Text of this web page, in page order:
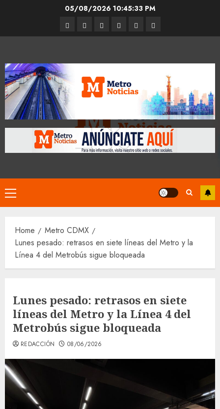
05/08/2026 10:45:34 PM
Entrevistas
Espectáculos
Movilidad
Metro
CDMX
CulturaOpinión
Primary
Menu
Home
Metro CDMX
Lunes pesado: retrasos en siete líneas del Metro y la
Línea 4 del Metrobús sigue bloqueada
Lunes pesado: retrasos en siete
líneas del Metro y la Línea 4 del
Metrobús sigue bloqueada
REDACCIÓN 08/06/2026